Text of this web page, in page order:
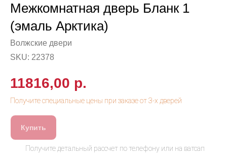
Межкомнатная дверь Бланк 1
(эмаль Арктика)
Волжские двери
SKU: 22378
11816,00 р.
Купить